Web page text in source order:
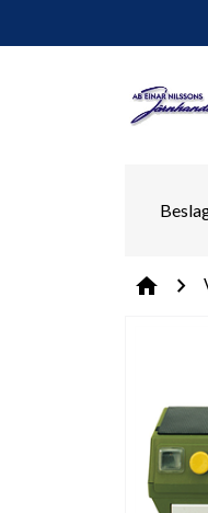
home chevron_right